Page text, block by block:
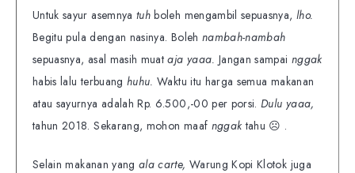
Untuk sayur asemnya tuhboleh mengambil sepuasnya, lho.
Begitu pula dengan nasinya. Boleh nambah-nambah
sepuasnya, asal masih muataja yaaa. Jangan sampai nggak
habis lalu terbuang huhu.Waktu itu harga semua makanan
atau sayurnya adalah Rp. 6.500,-00 per porsi.Dulu yaaa,
tahun 2018. Sekarang, mohon maaf nggaktahu ☹ .
Selain makanan yang ala carte, Warung Kopi Klotok juga